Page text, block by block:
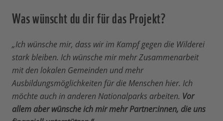
Was wünscht du dir für das Projekt?
„Ich wünsche mir, dass wir im Kampf gegen die Wilderei
stark bleiben. Ich wünsche mir mehr Zusammenarbeit
mit den lokalen Gemeinden und mehr
Ausbildungsmöglichkeiten für die Menschen hier. Ich
möchte auch in anderen Nationalparks arbeiten. Vor
allem aber wünsche ich mir mehr Partner:innen, die uns